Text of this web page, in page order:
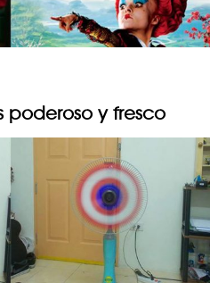
poderoso y fresco